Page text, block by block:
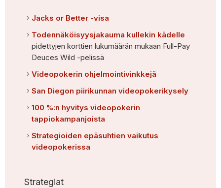
Jacks or Better -visa
Todennäköisyysjakauma kullekin kädelle
pidettyjen korttien lukumäärän mukaan Full-Pay
Deuces Wild -pelissä
Videopokerin ohjelmointivinkkejä
San Diegon piirikunnan videopokerikysely
100 %:n hyvitys videopokerin
tappiokampanjoista
Strategioiden epäsuhtien vaikutus
videopokerissa
Strategiat